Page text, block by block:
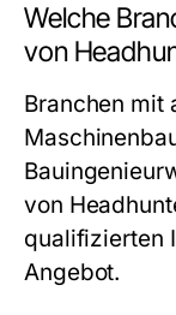
Welche
von
Branchen mit
von
qualifizierten
Angebot.